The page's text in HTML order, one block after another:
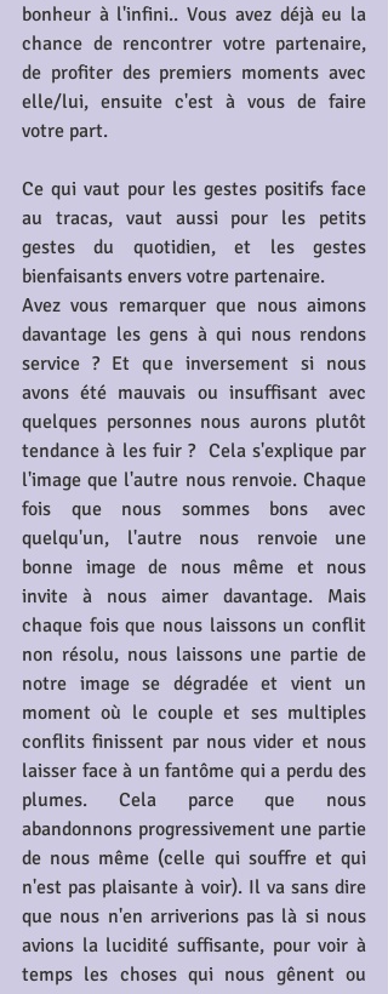
bonheur à l'infini.. Vous avez déjà eu la
chance de rencontrer votre partenaire,
de profiter des premiers moments avec
elle/lui, ensuite c'est à vous de faire
votre part.
Ce qui vaut pour les gestes positifs face
au tracas, vaut aussi pour les petits
gestes du quotidien, et les gestes
bienfaisants envers votre partenaire.
Avez vous remarquer que nous aimons
davantage les gens à qui nous rendons
service ? Et que inversement si nous
avons été mauvais ou insuffisant avec
quelques personnes nous aurons plutôt
tendance à les fuir ?  Cela s'explique par
l'image que l'autre nous renvoie. Chaque
fois que nous sommes bons avec
quelqu'un, l'autre nous renvoie une
bonne image de nous même et nous
invite à nous aimer davantage. Mais
chaque fois que nous laissons un conflit
non résolu, nous laissons une partie de
notre image se dégradée et vient un
moment où le couple et ses multiples
conflits finissent par nous vider et nous
laisser face à un fantôme qui a perdu des
plumes. Cela parce que nous
abandonnons progressivement une partie
de nous même (celle qui souffre et qui
n'est pas plaisante à voir). Il va sans dire
que nous n'en arriverions pas là si nous
avions la lucidité suffisante, pour voir à
temps les choses qui nous gênent ou